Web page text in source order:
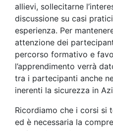
allievi, sollecitarne
discussione su casi
esperienza. Per
attenzione dei
percorso formativo e
l’apprendimento verrà
tra i partecipanti anche
inerenti la sicurezza in
Ricordiamo che i corsi si
ed è necessaria la